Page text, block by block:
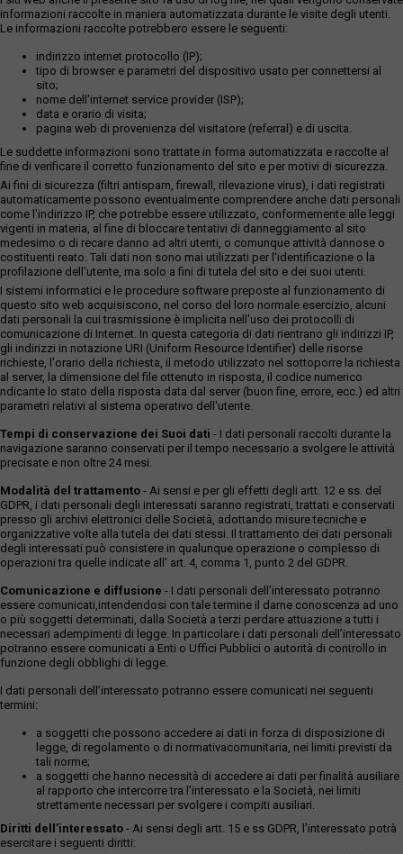
informazioni raccolte in maniera automatizzata durante le visite degli utenti.
Le informazioni raccolte potrebbero essere le seguenti:
indirizzo internet protocollo (IP);
tipo di browser e parametri del dispositivo usato per connettersi al
sito;
nome dell'internet service provider (ISP);
data e orario di visita;
pagina web di provenienza del visitatore (referral) e di uscita.
Le suddette informazioni sono trattate in forma automatizzata e raccolte al
fine di verificare il corretto funzionamento del sito e per motivi di sicurezza.
Ai fini di sicurezza (filtri antispam, firewall, rilevazione virus), i dati registrati
automaticamente possono eventualmente comprendere anche dati personali
come l'indirizzo IP, che potrebbe essere utilizzato, conformemente alle leggi
vigenti in materia, al fine di bloccare tentativi di danneggiamento al sito
medesimo o di recare danno ad altri utenti, o comunque attività dannose o
costituenti reato. Tali dati non sono mai utilizzati per l'identificazione o la
profilazione dell'utente, ma solo a fini di tutela del sito e dei suoi utenti.
I sistemi informatici e le procedure software preposte al funzionamento di
questo sito web acquisiscono, nel corso del loro normale esercizio, alcuni
dati personali la cui trasmissione è implicita nell'uso dei protocolli di
comunicazione di Internet. In questa categoria di dati rientrano gli indirizzi IP,
gli indirizzi in notazione URI (Uniform Resource Identifier) delle risorse
richieste, l'orario della richiesta, il metodo utilizzato nel sottoporre la richiesta
al server, la dimensione del file ottenuto in risposta, il codice numerico
ndicante lo stato della risposta data dal server (buon fine, errore, ecc.) ed altri
parametri relativi al sistema operativo dell'utente.
Tempi di conservazione dei Suoi dati - I dati personali raccolti durante la
navigazione saranno conservati per il tempo necessario a svolgere le attività
precisate e non oltre 24 mesi.
Modalità del trattamento - Ai sensi e per gli effetti degli artt. 12 e ss. del
GDPR, i dati personali degli interessati saranno registrati, trattati e conservati
presso gli archivi elettronici delle Società, adottando misure tecniche e
organizzative volte alla tutela dei dati stessi. Il trattamento dei dati personali
degli interessati può consistere in qualunque operazione o complesso di
operazioni tra quelle indicate all' art. 4, comma 1, punto 2 del GDPR.
Comunicazione e diffusione - I dati personali dell’interessato potranno
essere comunicati,intendendosi con tale termine il darne conoscenza ad uno
o più soggetti determinati, dalla Società a terzi perdare attuazione a tutti i
necessari adempimenti di legge. In particolare i dati personali dell’interessato
potranno essere comunicati a Enti o Uffici Pubblici o autorità di controllo in
funzione degli obblighi di legge.
I dati personali dell’interessato potranno essere comunicati nei seguenti
termini:
a soggetti che possono accedere ai dati in forza di disposizione di
legge, di regolamento o di normativacomunitaria, nei limiti previsti da
tali norme;
a soggetti che hanno necessità di accedere ai dati per finalità ausiliare
al rapporto che intercorre tra l’interessato e la Società, nei limiti
strettamente necessari per svolgere i compiti ausiliari.
Diritti dell’interessato - Ai sensi degli artt. 15 e ss GDPR, l’interessato potrà
esercitare i seguenti diritti: